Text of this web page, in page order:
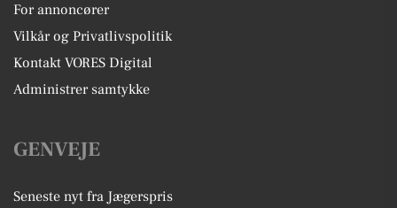
For annoncører
Vilkår og Privatlivspolitik
Kontakt VORES Digital
Administrer samtykke
GENVEJE
Seneste nyt fra Jægerspris